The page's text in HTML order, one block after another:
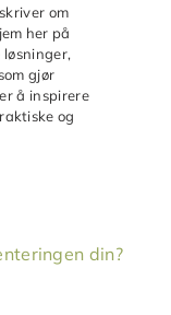
om
her på
løsninger,
gjør
å inspirere
og
din?